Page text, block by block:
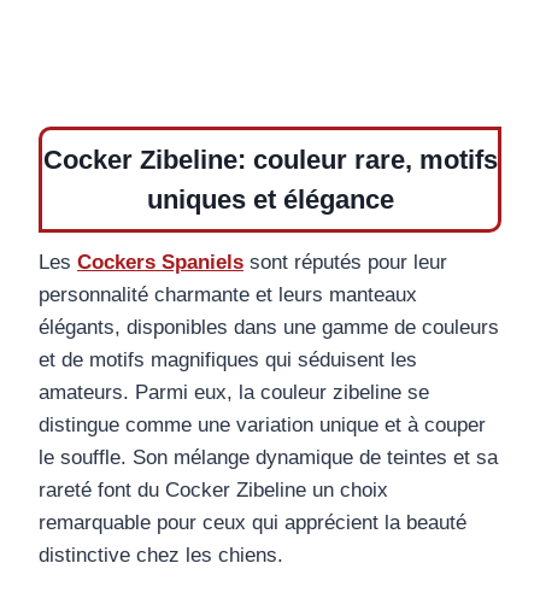
Cocker Zibeline: couleur rare, motifs
uniques et élégance
Les Cockers Spaniels sont réputés pour leur
personnalité charmante et leurs manteaux
élégants, disponibles dans une gamme de couleurs
et de motifs magnifiques qui séduisent les
amateurs. Parmi eux, la couleur zibeline se
distingue comme une variation unique et à couper
le souffle. Son mélange dynamique de teintes et sa
rareté font du Cocker Zibeline un choix
remarquable pour ceux qui apprécient la beauté
distinctive chez les chiens.